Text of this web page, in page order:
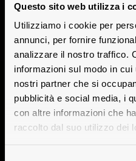
Questo sito web utilizza i
Utilizziamo i cookie per
annunci, per fornire
analizzare il nostro traffico.
informazioni sul modo in
nostri partner che si
pubblicità e social media, i
con altre informazioni che
raccolto dal suo utilizzo dei